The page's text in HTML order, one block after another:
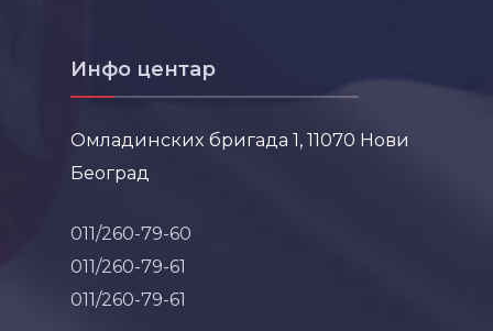
Инфо центар
Омладинских бригада 1, 11070 Нови
Београд
011/260-79-60
011/260-79-61
011/260-79-61